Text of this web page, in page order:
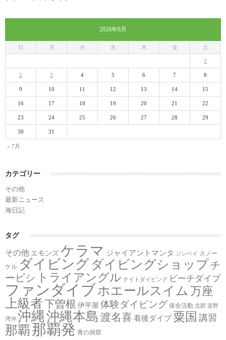
2026年8月
日 月 火 水 木 金 土
« 7月
1
2 3 4 5 6 7 8
9 10 11 12 13 14 15
16 17 18 19 20 21 22
23 24 25 26 27 28 29
30 31
カテゴリー
その他
最新ニュース
海日記
タグ
その他 エモンズ ケラマ ジャイアントマンタ ジンベイ
スノー
ケル ダイビング ダイビングショップチ
ービシ トライアングル ナイトダイビング ビーチダイブ
ファンダイブホエールスイム 万座
上級者下曽根 伊平屋 体験ダイビング 保全活動 北部 宜野
湾沖 沖縄沖縄本島 渡名喜 着後ダイブ 粟国 講習
那覇 那覇発 青の洞窟